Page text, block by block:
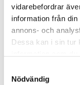
vidarebefordrar
information från
annons- och
Dessa kan i sin tur
Nödvändig
Åsa Klint
Mail:
Tidsbokning via
Actics reception.